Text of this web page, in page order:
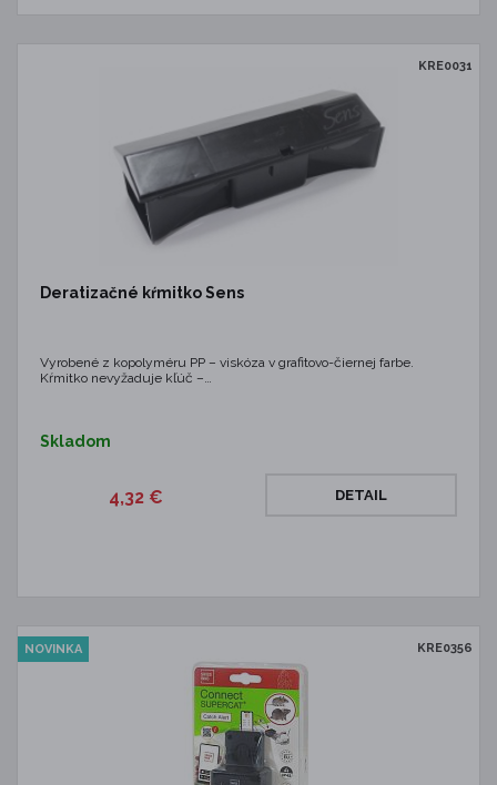
KRE0031
Deratizačné kŕmitko Sens
Vyrobené z kopolyméru PP – viskóza v grafitovo-čiernej farbe.
Kŕmitko nevyžaduje kľúč –…
Skladom
4,32 € DETAIL
KRE0356
NOVINKA